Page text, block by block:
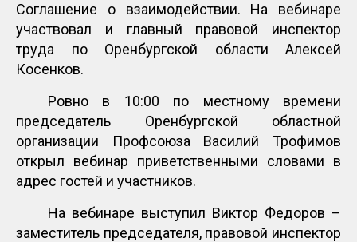
Соглашение о взаимодействии. На вебинаре
участвовал и главный правовой инспектор
труда по Оренбургской области Алексей
Косенков.
Ровно в 10:00 по местному времени
председатель Оренбургской областной
организации Профсоюза Василий Трофимов
открыл вебинар приветственными словами в
адрес гостей и участников.
На вебинаре выступил Виктор Федоров –
заместитель председателя, правовой инспектор